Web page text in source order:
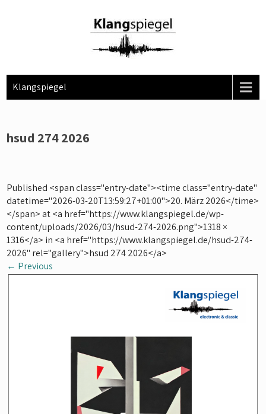
Klangspiegel
hsud 274 2026
Published <span class="entry-date"><time class="entry-date"
datetime="2026-03-20T13:59:27+01:00">20. März 2026</time>
</span> at <a href="https://www.klangspiegel.de/wp-
content/uploads/2026/03/hsud-274-2026.png">1318 ×
1316</a> in <a href="https://www.klangspiegel.de/hsud-274-
2026" rel="gallery">hsud 274 2026</a>
← Previous